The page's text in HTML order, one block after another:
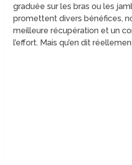
graduée sur les bras ou les
promettent divers bénéfices,
meilleure récupération et un
l’effort. Mais qu’en dit